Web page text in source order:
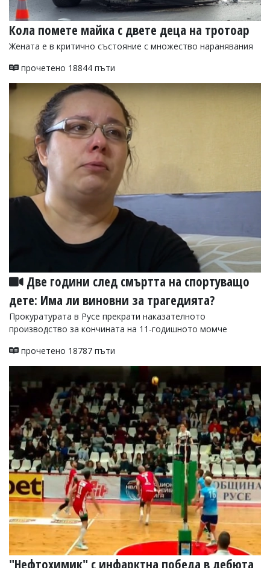
Кола помете майка с двете деца на тротоар
Жената е в критично състояние с множество наранявания
прочетено 18844 пъти
Две години след смъртта на спортуващо
дете: Има ли виновни за трагедията?
Прокуратурата в Русе прекрати наказателното
производство за кончината на 11-годишното момче
прочетено 18787 пъти
"Нефтохимик" с инфарктна победа в дебюта